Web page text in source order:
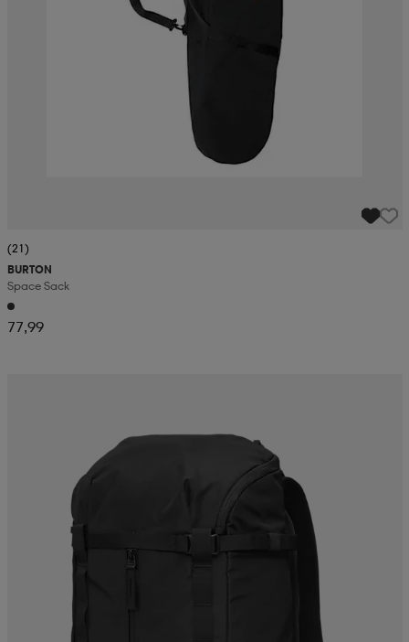
(21)
BURTON
Space Sack
77,99